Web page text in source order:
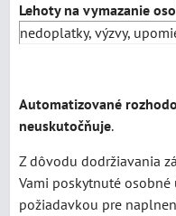
Lehoty na vymazanie
nedoplatky, výzvy,
Automatizované
neuskutočňuje.
Z dôvodu dodržiavania
Vami poskytnuté
požiadavkou pre